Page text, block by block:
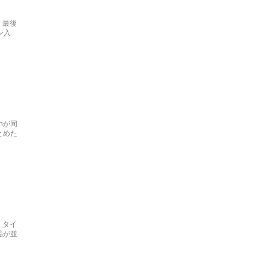
最後
入
が同
めた
イ
が並